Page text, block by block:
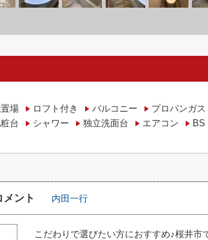
場 ロフト付き バルコニー プロパンガス
台
シャワー 独立洗面台 エアコン BS
ント 内田一行
こだわりで選びたい方におすすめ♪桜井